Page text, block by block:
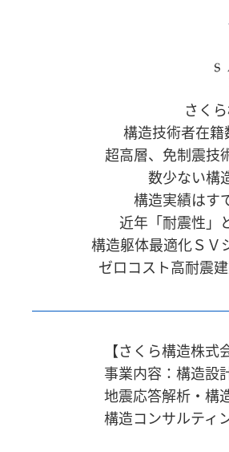
さく
構造技術者在
超高層、免制震技
数少ない構
構造実績はす
近年「耐震性」
構造躯体最適化ＳＶ
ゼロコスト高耐震
【さくら構造株式
事業内容：構造設
地震応答解析・ 構
構造コンサルティ